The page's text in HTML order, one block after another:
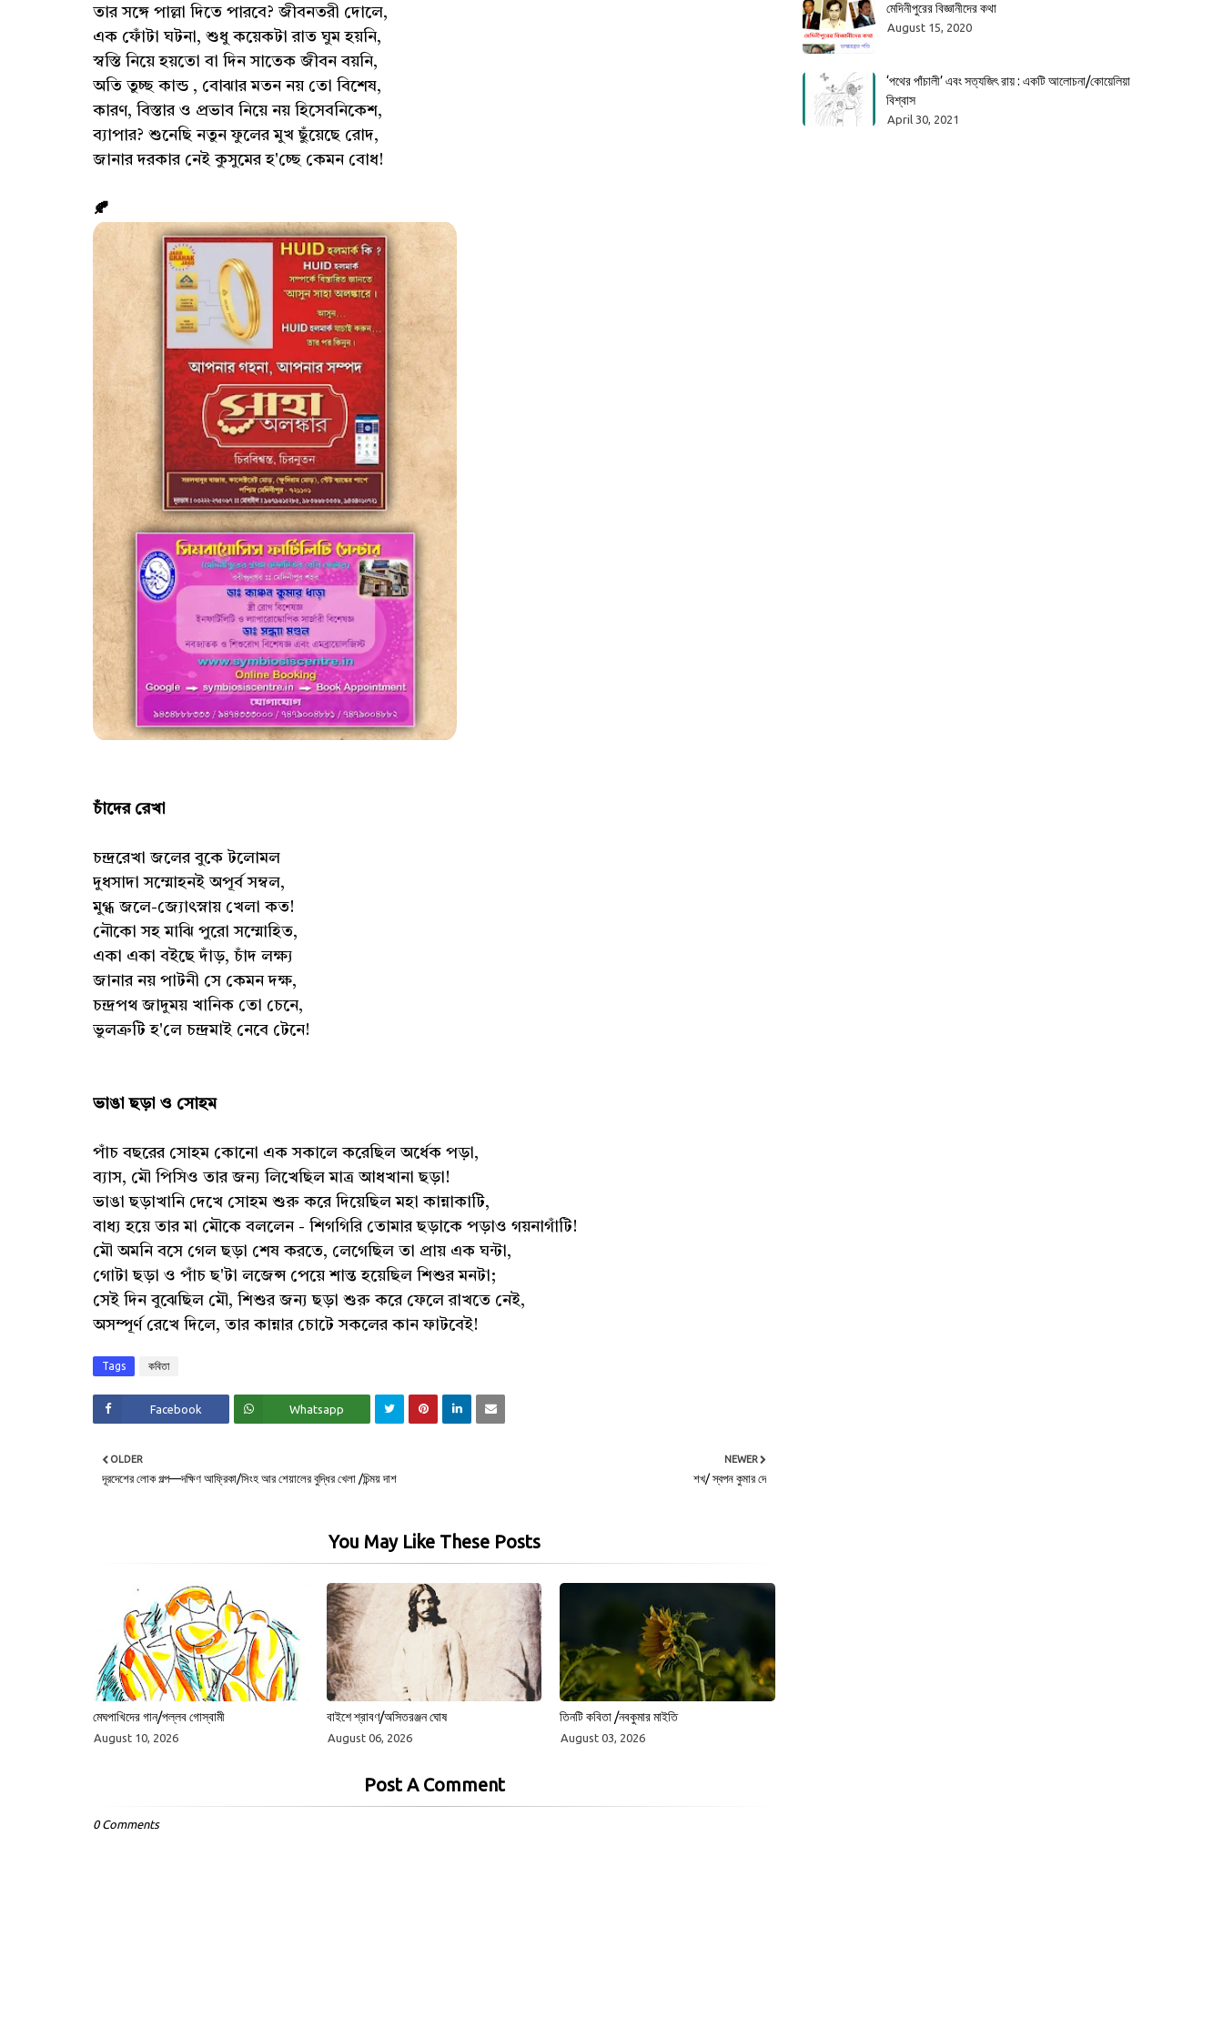
তার সঙ্গে পাল্লা দিতে পারবে? জীবনতরী দোলে,
এক ফোঁটা ঘটনা, শুধু কয়েকটা রাত ঘুম হয়নি,
স্বস্তি নিয়ে হয়তো বা দিন সাতেক জীবন বয়নি,
অতি তুচ্ছ কান্ড , বোঝার মতন নয় তো বিশেষ,
কারণ, বিস্তার ও প্রভাব নিয়ে নয় হিসেবনিকেশ,
ব্যাপার? শুনেছি নতুন ফুলের মুখ ছুঁয়েছে রোদ,
জানার দরকার নেই কুসুমের হ'চ্ছে কেমন বোধ!
🍂
চাঁদের রেখা
চন্দ্ররেখা জলের বুকে টলোমল
দুধসাদা সম্মোহনই অপূর্ব সম্বল,
মুগ্ধ জলে-জ্যোৎস্নায় খেলা কত!
নৌকো সহ মাঝি পুরো সম্মোহিত,
একা একা বইছে দাঁড়, চাঁদ লক্ষ্য
জানার নয় পাটনী সে কেমন দক্ষ,
চন্দ্রপথ জাদুময় খানিক তো চেনে,
ভুলত্রুটি হ'লে চন্দ্রমাই নেবে টেনে!
ভাঙা ছড়া ও সোহম
পাঁচ বছরের সোহম কোনো এক সকালে করেছিল অর্ধেক পড়া,
ব্যাস, মৌ পিসিও তার জন্য লিখেছিল মাত্র আধখানা ছড়া!
ভাঙা ছড়াখানি দেখে সোহম শুরু করে দিয়েছিল মহা কান্নাকাটি,
বাধ্য হয়ে তার মা মৌকে বললেন - শিগগিরি তোমার ছড়াকে পড়াও গয়নাগাঁটি!
মৌ অমনি বসে গেল ছড়া শেষ করতে, লেগেছিল তা প্রায় এক ঘন্টা,
গোটা ছড়া ও পাঁচ ছ'টা লজেন্স পেয়ে শান্ত হয়েছিল শিশুর মনটা;
সেই দিন বুঝেছিল মৌ, শিশুর জন্য ছড়া শুরু করে ফেলে রাখতে নেই,
অসম্পূর্ণ রেখে দিলে, তার কান্নার চোটে সকলের কান ফাটবেই!
Tags কবিতা
Facebook Whatsapp
NEWER
শখ/ স্বপন কুমার দে
OLDER
দূরদেশের লোক গল্প—দক্ষিণ আফ্রিকা/সিংহ আর শেয়ালের বুদ্ধির খেলা /চিন্ময় দাশ
You May Like These Posts
মেঘপাখিদের গান/পল্লব গোস্বামী
August 10, 2026
বাইশে শ্রাবণ/অসিতরঞ্জন ঘোষ
August 06, 2026
তিনটি কবিতা /নবকুমার মাইতি
August 03, 2026
Post A Comment
0 Comments
মেদিনীপুরের বিজ্ঞানীদের কথা
August 15, 2020
‘পথের পাঁচালী’ এবং সত্যজিৎ রায় : একটি আলোচনা/কোয়েলিয়া
বিশ্বাস
April 30, 2021